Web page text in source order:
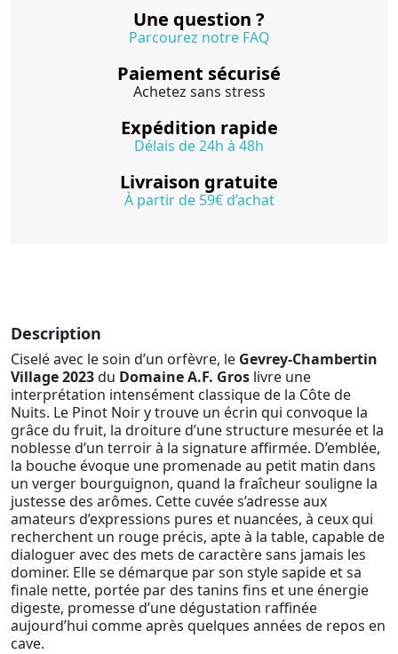
Une question ?
Parcourez notre FAQ
Paiement sécurisé
Achetez sans stress
Expédition rapide
Délais de 24h à 48h
Livraison gratuite
À partir de 59€ d’achat
Description
Ciselé avec le soin d’un orfèvre, le Gevrey-Chambertin
Village 2023du Domaine A.F. Gros livre une
interprétation intensément classique de la Côte de
Nuits. Le Pinot Noir y trouve un écrin qui convoque la
grâce du fruit, la droiture d’une structure mesurée et la
noblesse d’un terroir à la signature affirmée. D’emblée,
la bouche évoque une promenade au petit matin dans
un verger bourguignon, quand la fraîcheur souligne la
justesse des arômes. Cette cuvée s’adresse aux
amateurs d’expressions pures et nuancées, à ceux qui
recherchent un rouge précis, apte à la table, capable de
dialoguer avec des mets de caractère sans jamais les
dominer. Elle se démarque par son style sapide et sa
finale nette, portée par des tanins fins et une énergie
digeste, promesse d’une dégustation raffinée
aujourd’hui comme après quelques années de repos en
cave.